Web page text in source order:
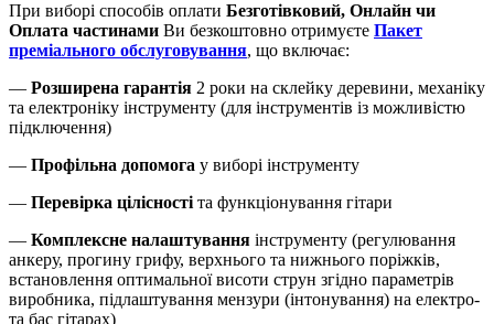
При виборі способів оплати Безготівковий, Онлайн чи
Оплата частинами Ви безкоштовно отримуєте Пакет
преміального обслуговування, що включає:
— Розширена гарантія 2 роки на склейку деревини, механіку
та електроніку інструменту (для інструментів із можливістю
підключення)
— Профільна допомога у виборі інструменту
— Перевірка цілісності та функціонування гітари
— Комплексне налаштування інструменту (регулювання
анкеру, прогину грифу, верхнього та нижнього поріжків,
встановлення оптимальної висоти струн згідно параметрів
виробника, підлаштування мензури (інтонування) на електро-
та бас гітарах)